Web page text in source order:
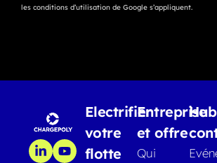
les conditions d’utilisation de Google s’appliquent.
Electrifier
votre
flotte
Entreprise
et offre
Qui